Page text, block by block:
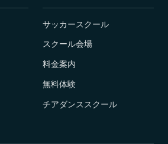
サッカースクール
スクール会場
料金案内
無料体験
チアダンススクール